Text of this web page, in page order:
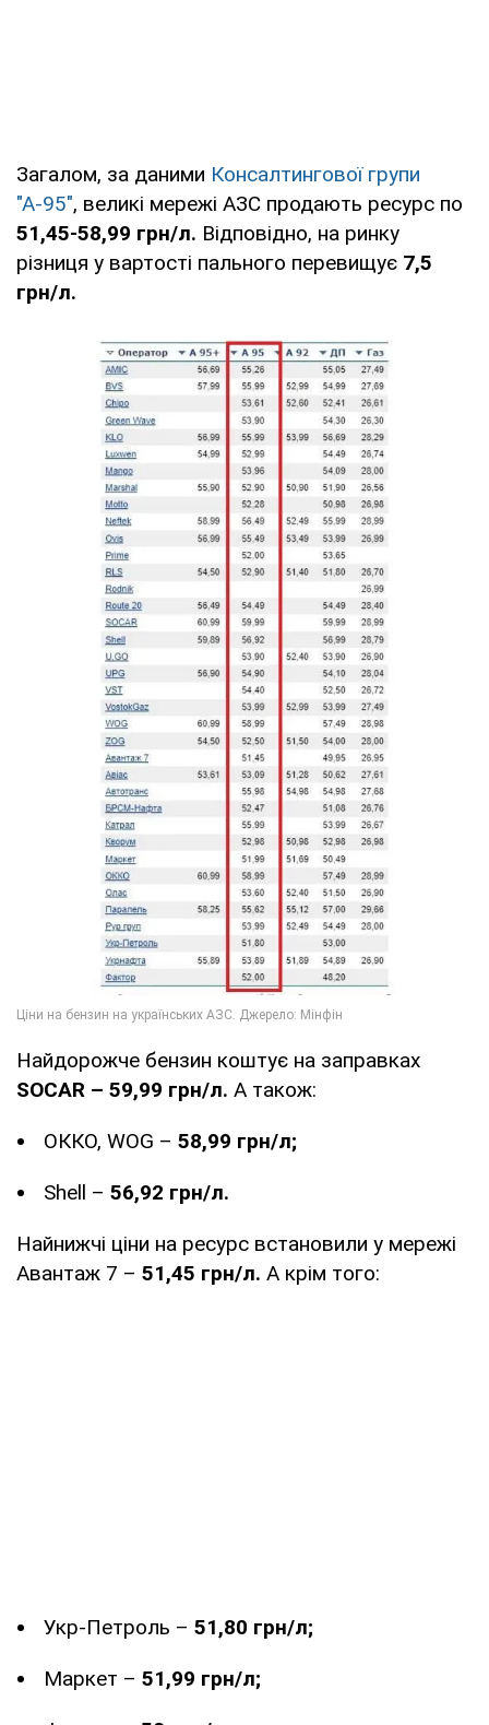
Загалом, за даними Консалтингової групи
"А-95", великі мережі АЗС продають ресурс по
51,45-58,99 грн/л. Відповідно, на ринку
різниця у вартості пального перевищує 7,5
грн/л.
Найдорожче бензин коштує на заправках
SOCAR – 59,99 грн/л. А також:
ОККО, WOG – 58,99 грн/л;
Shell – 56,92 грн/л.
Найнижчі ціни на ресурс встановили у мережі
Авантаж 7 – 51,45 грн/л. А крім того:
Укр-Петроль – 51,80 грн/л;
Маркет – 51,99 грн/л;